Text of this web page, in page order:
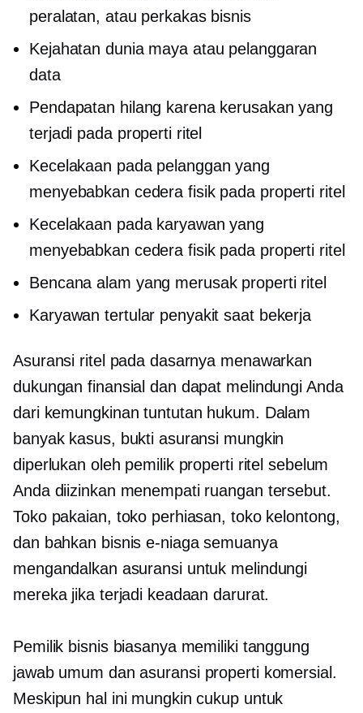
peralatan, atau perkakas bisnis
Kejahatan dunia maya atau pelanggaran
data
Pendapatan hilang karena kerusakan yang
terjadi pada properti ritel
Kecelakaan pada pelanggan yang
menyebabkan cedera fisik pada properti ritel
Kecelakaan pada karyawan yang
menyebabkan cedera fisik pada properti ritel
Bencana alam yang merusak properti ritel
Karyawan tertular penyakit saat bekerja
Asuransi ritel pada dasarnya menawarkan
dukungan finansial dan dapat melindungi Anda
dari kemungkinan tuntutan hukum. Dalam
banyak kasus, bukti asuransi mungkin
diperlukan oleh pemilik properti ritel sebelum
Anda diizinkan menempati ruangan tersebut.
Toko pakaian, toko perhiasan, toko kelontong,
dan bahkan bisnis e-niaga semuanya
mengandalkan asuransi untuk melindungi
mereka jika terjadi keadaan darurat.
Pemilik bisnis biasanya memiliki tanggung
jawab umum dan asuransi properti komersial.
Meskipun hal ini mungkin cukup untuk